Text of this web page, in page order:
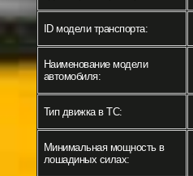
ID модели транспорта:
Наименование модели
автомобиля:
Тип движка в ТС:
Минимальная мощность в
лошадиных силах: